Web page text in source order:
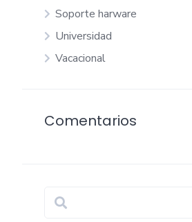
Soporte harware
Universidad
Vacacional
Comentarios